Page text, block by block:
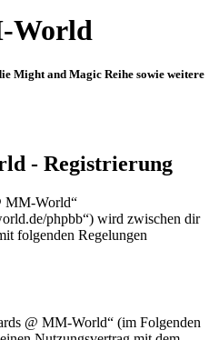
World
Might and Magic Reihe sowie weitere
- Registrierung
MM-World“
phpbb“) wird zwischen dir
folgenden Regelungen
@ MM-World“ (im Folgenden